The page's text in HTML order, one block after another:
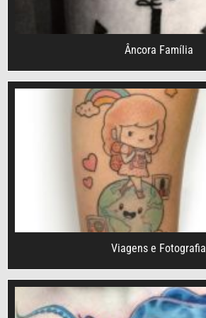
Âncora Família
Viagens e Fotografia